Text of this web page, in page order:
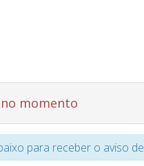
momento
para receber o aviso